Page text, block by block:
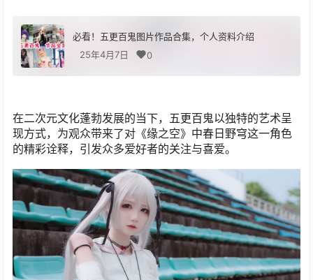
必看！五更百鬼图片作品合集，个人资料介绍
25年4月7日
0
在二次元文化蓬勃发展的当下，五更百鬼以独特的艺术呈
现方式，为观众带来了对《缘之空》中春日野穹这一角色
的精彩诠释，引发众多爱好者的关注与喜爱。